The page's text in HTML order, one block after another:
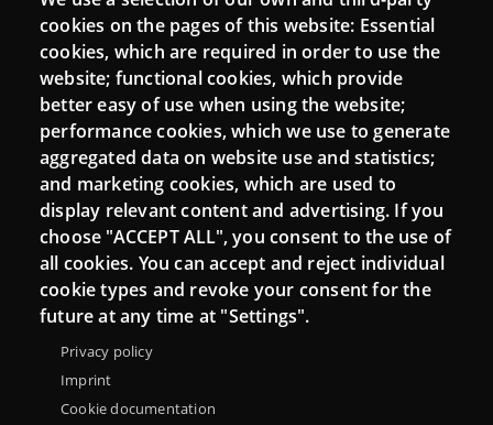
Login
Mattermost Punt TIC
Moodle CampusLab
Connect
Contact
Newsletters
cookies on the pages of this website: Essential
cookies, which are required in order to use the
website; functional cookies, which provide
better easy of use when using the website;
performance cookies, which we use to generate
aggregated data on website use and statistics;
and marketing cookies, which are used to
display relevant content and advertising. If you
choose "ACCEPT ALL", you consent to the use of
all cookies. You can accept and reject individual
cookie types and revoke your consent for the
future at any time at "Settings".
Privacy policy
Imprint
Cookie documentation